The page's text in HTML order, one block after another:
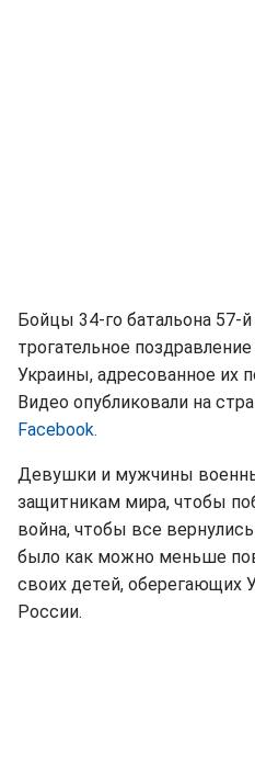
Бойцы 34-го батальона 57-
трогательное
Украины, адресованное их
Видео опубликовали на
Facebook.
Девушки и мужчины
защитникам мира, чтобы
война, чтобы все
было как можно меньше
своих детей, оберегающих
России.